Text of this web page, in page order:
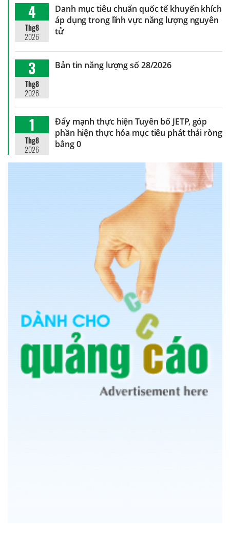
4
Thg8
2026
Danh mục tiêu chuẩn quốc tế khuyến khích
áp dụng trong lĩnh vực năng lượng nguyên
tử
3
Thg8
2026
Bản tin năng lượng số 28/2026
1
Thg8
2026
Đẩy mạnh thực hiện Tuyên bố JETP, góp
phần hiện thực hóa mục tiêu phát thải ròng
bằng 0